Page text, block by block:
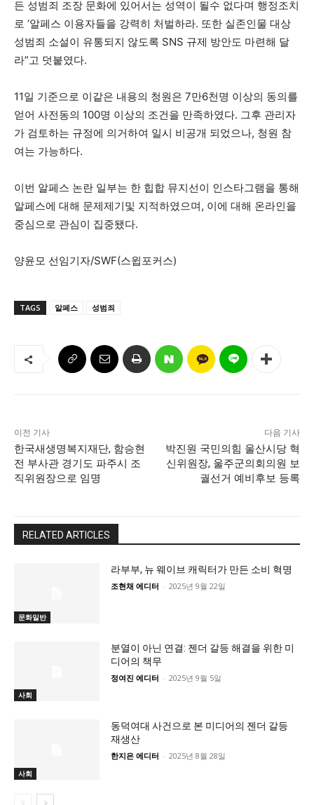
든 성범죄 조장 문화에 있어서는 성역이 될수 없다며 행정조치
로 ‘알페스 이용자들을 강력히 처벌하라. 또한 실존인물 대상
성범죄 소설이 유통되지 않도록 SNS 규제 방안도 마련해 달
라”고 덧붙였다.
11일 기준으로 이같은 내용의 청원은 7만6천명 이상의 동의를
얻어 사전동의 100명 이상의 조건을 만족하였다. 그후 관리자
가 검토하는 규정에 의거하여 일시 비공개 되었으나, 청원 참
여는 가능하다.
이번 알페스 논란 일부는 한 힙합 뮤지선이 인스타그램을 통해
알페스에 대해 문제제기및 지적하였으며, 이에 대해 온라인을
중심으로 관심이 집중됐다.
양윤모 선임기자/SWF(스윕포커스)
TAGS 알페스 성범죄
이전 기사
한국새생명복지재단, 함승현
전 부사관 경기도 파주시 조
직위원장으로 임명
다음 기사
박진원 국민의힘 울산시당 혁
신위원장, 울주군의회의원 보
궐선거 예비후보 등록
RELATED ARTICLES
문화일반
라부부, 뉴 웨이브 캐릭터가 만든 소비 혁명
조현채 에디터 - 2025년 9월 22일
사회
분열이 아닌 연결: 젠더 갈등 해결을 위한 미
디어의 책무
정여진 에디터 - 2025년 9월 5일
사회
동덕여대 사건으로 본 미디어의 젠더 갈등
재생산
한지은 에디터 - 2025년 8월 28일